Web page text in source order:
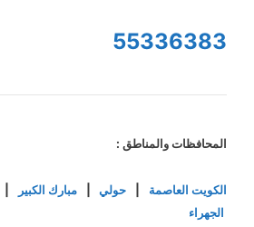
55336383
المحافظات والمناطق :
الكويت العاصمة حولي|مبارك الكبير
الجهراء